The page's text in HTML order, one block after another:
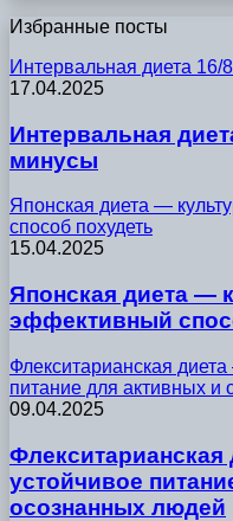
Избранные посты
Интервальная диета
17.04.2025
Интервальная
минусы
Японская диета —
способ похудеть
15.04.2025
Японская диета —
эффективный
Флекситарианская
питание для активных и
09.04.2025
устойчивое
осознанных людей